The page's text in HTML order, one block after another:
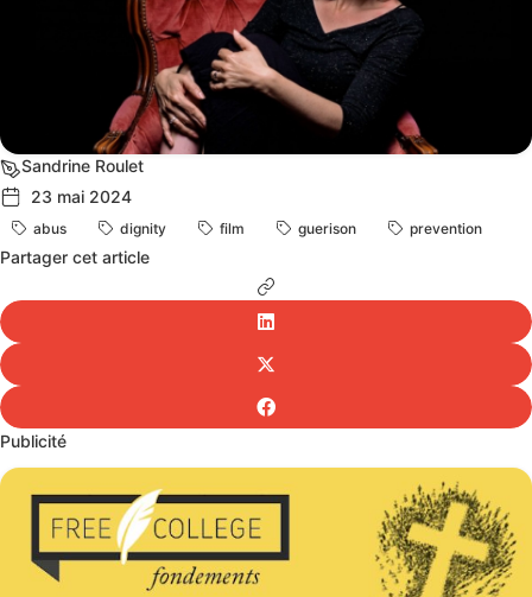
Sandrine Roulet
23 mai 2024
abus dignity film guerison prevention
Partager cet article
Publicité